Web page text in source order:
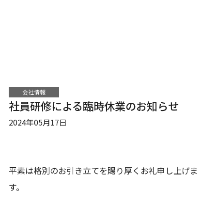
会社情報
社員研修による臨時休業のお知らせ
2024年05月17日
平素は格別のお引き立てを賜り厚くお礼申し上げま
す。